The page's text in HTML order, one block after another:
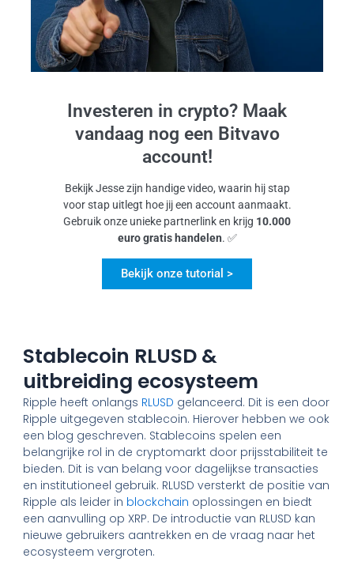
Investeren in crypto? Maak
vandaag nog een Bitvavo
account!
Bekijk Jesse zijn handige video, waarin hij stap
voor stap uitlegt hoe jij een account aanmaakt.
Gebruik onze unieke partnerlink en krijg 10.000
euro gratis handelen. ✅
Bekijk onze tutorial >
Stablecoin RLUSD &
uitbreiding ecosysteem
Ripple heeft onlangs RLUSD gelanceerd. Dit is een door
Ripple uitgegeven stablecoin. Hierover hebben we ook
een blog geschreven. Stablecoins spelen een
belangrijke rol in de cryptomarkt door prijsstabiliteit te
bieden. Dit is van belang voor dagelijkse transacties
en institutioneel gebruik. RLUSD versterkt de positie van
Ripple als leider in blockchain oplossingen en biedt
een aanvulling op XRP. De introductie van RLUSD kan
nieuwe gebruikers aantrekken en de vraag naar het
ecosysteem vergroten.